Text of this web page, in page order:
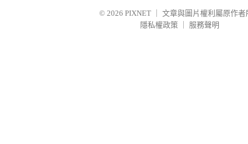
© 2026 PIXNET
文章與圖片權利屬原作者
隱私權政策
服務聲明